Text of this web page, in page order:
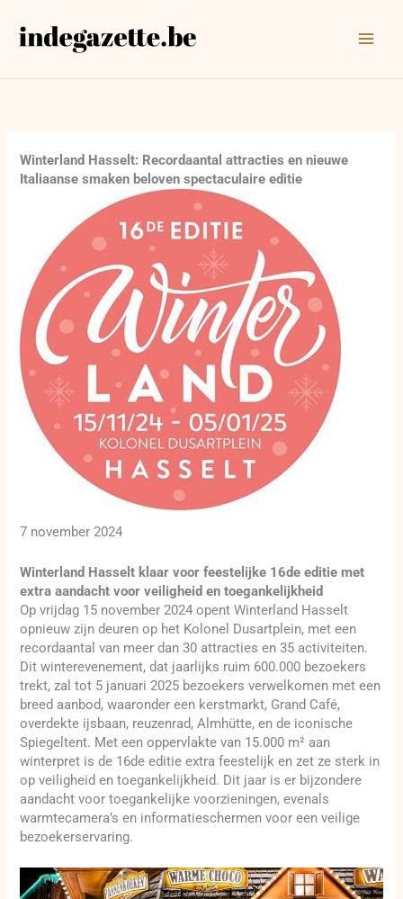
naar
Winterland Hasselt: Recordaantal attracties en nieuwe
Italiaanse smaken beloven spectaculaire editie
7 november 2024
Winterland Hasselt klaar voor feestelijke 16de editie met
extra aandacht voor veiligheid en toegankelijkheid
Op vrijdag 15 november 2024 opent Winterland Hasselt
opnieuw zijn deuren op het Kolonel Dusartplein, met een
recordaantal van meer dan 30 attracties en 35 activiteiten.
Dit winterevenement, dat jaarlijks ruim 600.000 bezoekers
trekt, zal tot 5 januari 2025 bezoekers verwelkomen met een
breed aanbod, waaronder een kerstmarkt, Grand Café,
overdekte ijsbaan, reuzenrad, Almhütte, en de iconische
Spiegeltent. Met een oppervlakte van 15.000 m² aan
winterpret is de 16de editie extra feestelijk en zet ze sterk in
op veiligheid en toegankelijkheid. Dit jaar is er bijzondere
aandacht voor toegankelijke voorzieningen, evenals
warmtecamera’s en informatieschermen voor een veilige
bezoekerservaring.